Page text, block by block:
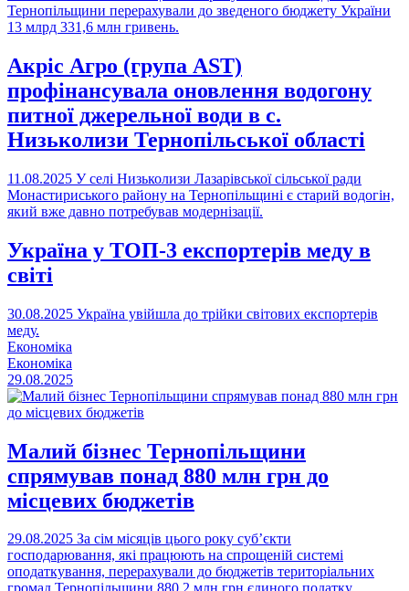
Тернопільщини перерахували до зведеного бюджету України
13 млрд 331,6 млн гривень.
Акріс Агро (група AST)
профінансувала оновлення водогону
питної джерельної води в с.
Низьколизи Тернопільської області
11.08.2025 У селі Низьколизи Лазарівської сільської ради
Монастириського району на Тернопільщині є старий водогін,
який вже давно потребував модернізації.
Україна у ТОП-3 експортерів меду в
світі
30.08.2025 Україна увійшла до трійки світових експортерів
меду.
Економіка
Економіка
29.08.2025
Малий бізнес Тернопільщини
спрямував понад 880 млн грн до
місцевих бюджетів
29.08.2025 За сім місяців цього року суб’єкти
господарювання, які працюють на спрощеній системі
оподаткування, перерахували до бюджетів територіальних